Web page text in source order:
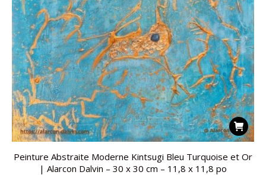
Peinture Abstraite Moderne Kintsugi Bleu Turquoise et Or
| Alarcon Dalvin – 30 x 30 cm – 11,8 x 11,8 po